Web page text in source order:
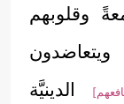
وقلوبهم
الدينيَّة